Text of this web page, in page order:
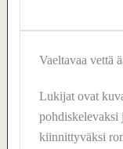
Vaeltavaa vettä
Lukijat ovat
pohdiskelevaksi
kiinnittyväksi